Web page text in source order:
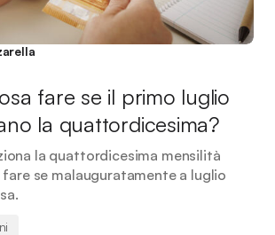
fare se il primo luglio
la quattordicesima?
la quattordicesima mensilità
se malauguratamente a luglio